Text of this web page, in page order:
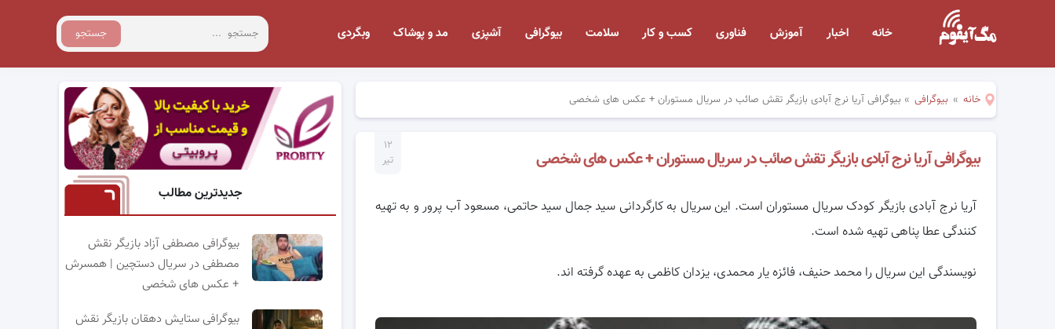
جستجو خانه اخبار آموزش فناوری کسب و کار سلامت بیوگرافی آشپزی مد و پوشاک وبگردی
خانه » بیوگرافی » بیوگرافی آریا نرج آبادی بازیگر تقش صائب در سریال مستوران + عکس های شخصی
۱۲
تیر
بیوگرافی آریا نرج آبادی بازیگر تقش صائب در سریال مستوران + عکس های شخصی
آریا نرج آبادی بازیگر کودک سریال مستوران است. این سریال به کارگردانی سید جمال سید حاتمی، مسعود آب پرور و به تهیه
کنندگی عطا پناهی تهیه شده است.
نویسندگی این سریال را محمد حنیف، فائزه یار محمدی، یزدان کاظمی به عهده گرفته اند.
جدیدترین مطالب
بیوگرافی مصطفی آزاد بازیگر نقش
مصطفی در سریال دستچین | همسرش
+ عکس های شخصی
بیوگرافی ستایش دهقان بازیگر نقش